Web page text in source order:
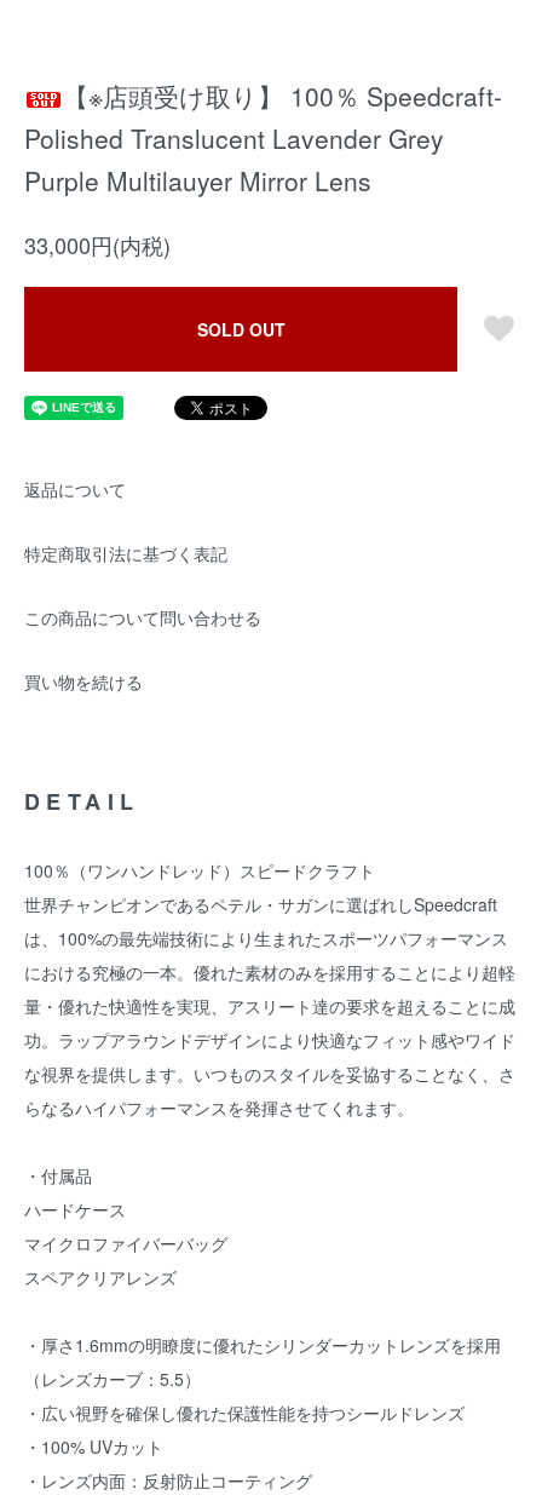
【※店頭受け取り】 100％ Speedcraft-
Polished Translucent Lavender Grey
Purple Multilauyer Mirror Lens
33,000円(内税)
SOLD OUT
返品について
特定商取引法に基づく表記
この商品について問い合わせる
買い物を続ける
DETAIL
100％（ワンハンドレッド）スピードクラフト
世界チャンピオンであるペテル・サガンに選ばれしSpeedcraft
は、100%の最先端技術により生まれたスポーツパフォーマンス
における究極の一本。優れた素材のみを採用することにより超軽
量・優れた快適性を実現、アスリート達の要求を超えることに成
功。ラップアラウンドデザインにより快適なフィット感やワイド
な視界を提供します。いつものスタイルを妥協することなく、さ
らなるハイパフォーマンスを発揮させてくれます。
・付属品
ハードケース
マイクロファイバーバッグ
スペアクリアレンズ
・厚さ1.6mmの明瞭度に優れたシリンダーカットレンズを採用
（レンズカーブ：5.5）
・広い視野を確保し優れた保護性能を持つシールドレンズ
・100% UVカット
・レンズ内面：反射防止コーティング